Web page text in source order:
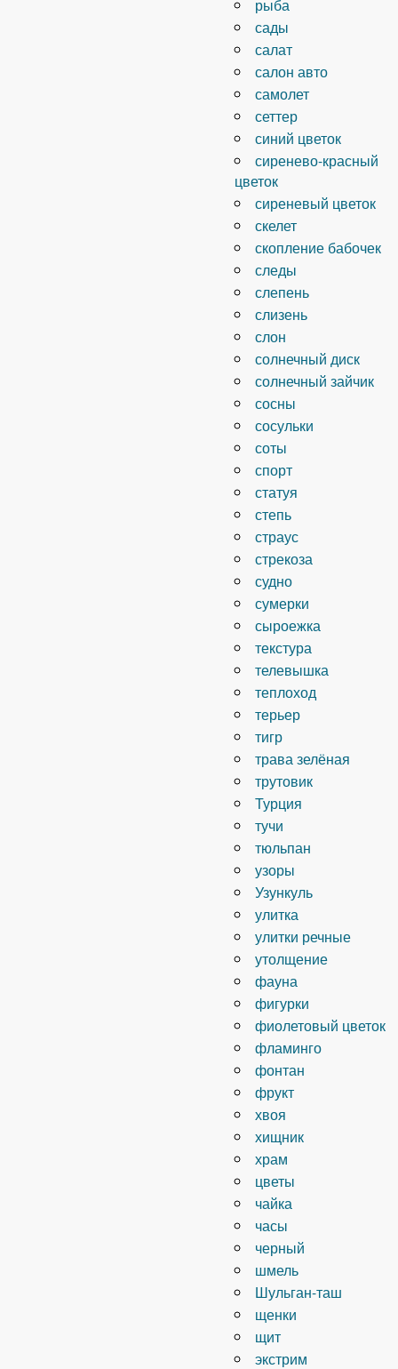
рыба
сады
салат
салон авто
самолет
сеттер
синий цветок
сиренево-красный
цветок
сиреневый цветок
скелет
скопление бабочек
следы
слепень
слизень
слон
солнечный диск
солнечный зайчик
сосны
сосульки
соты
спорт
статуя
степь
страус
стрекоза
судно
сумерки
сыроежка
текстура
телевышка
теплоход
терьер
тигр
трава зелёная
трутовик
Турция
тучи
тюльпан
узоры
Узункуль
улитка
улитки речные
утолщение
фауна
фигурки
фиолетовый цветок
фламинго
фонтан
фрукт
хвоя
хищник
храм
цветы
чайка
часы
черный
шмель
Шульган-таш
щенки
щит
экстрим